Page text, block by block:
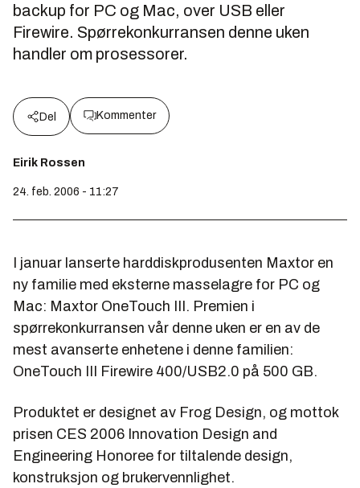
backup for PC og Mac, over USB eller
Firewire. Spørrekonkurransen denne uken
handler om prosessorer.
Del Kommenter
Eirik Rossen
24. feb. 2006 - 11:27
I januar lanserte harddiskprodusenten Maxtor en
ny familie med eksterne masselagre for PC og
Mac: Maxtor OneTouch III. Premien i
spørrekonkurransen vår denne uken er en av de
mest avanserte enhetene i denne familien:
OneTouch III Firewire 400/USB2.0 på 500 GB.
Produktet er designet av Frog Design, og mottok
prisen CES 2006 Innovation Design and
Engineering Honoree for tiltalende design,
konstruksjon og brukervennlighet.